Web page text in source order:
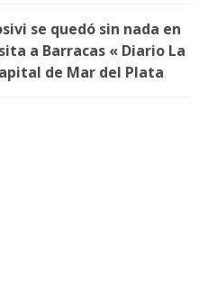
se quedó sin nada en
a Barracas « Diario La
de Mar del Plata